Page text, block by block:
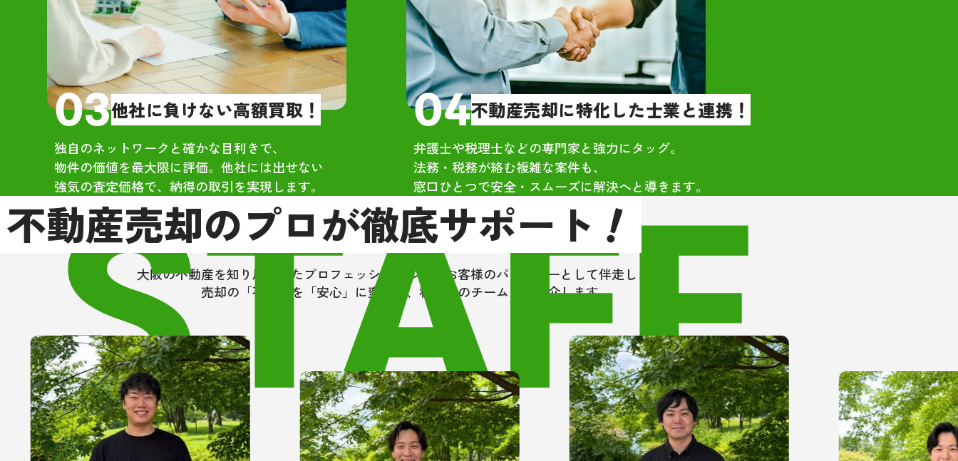
【所感】
・社員の方々は礼儀正しく、皆さん明
るい雰囲気で安心感がありました。単
なる仕事の対応ではなく、人として誠
実に接してくれているのが伝わりま
す。
・市原さん自身も昔から努力家で、当
時の同級生としても信頼できる人柄で
した。その几帳面さや気遣いが、接客
や会社の雰囲気づくりにも反映されて
いると感じました。
・久しぶりに再会しましたが、高校時
代のことを鮮明に覚えてくれており、
相手に寄り添う姿勢が全く変わってい
ないのが印象的でした。大手にはない
「人のつながりから生まれる安心感」
を強く実感できました。
以上、もし大阪市東住吉区の近辺で不
動産売買・リフォーム・住宅ローン取
次などを検討中の方は、是非一度グリ
ーンハウジングさんにあたってみてく
ださい！
03他社に負けない高額買取！
独自のネットワークと確かな目利きで、
物件の価値を最大限に評価。他社には出せない
強気の査定価格で、納得の取引を実現します。
04不動産売却に特化した士業と連携！
弁護士や税理士などの専門家と強力にタッグ。
法務・税務が絡む複雑な案件も、
窓口ひとつで安全・スムーズに解決へと導きます。
不動産売却のプロが徹底サポート！
STAFF
大阪の不動産を知り尽くしたプロフェッショナルが、お客様のパートナーとして伴走します。
売却の「不安」を「安心」に変える、私たちのチームをご紹介します。